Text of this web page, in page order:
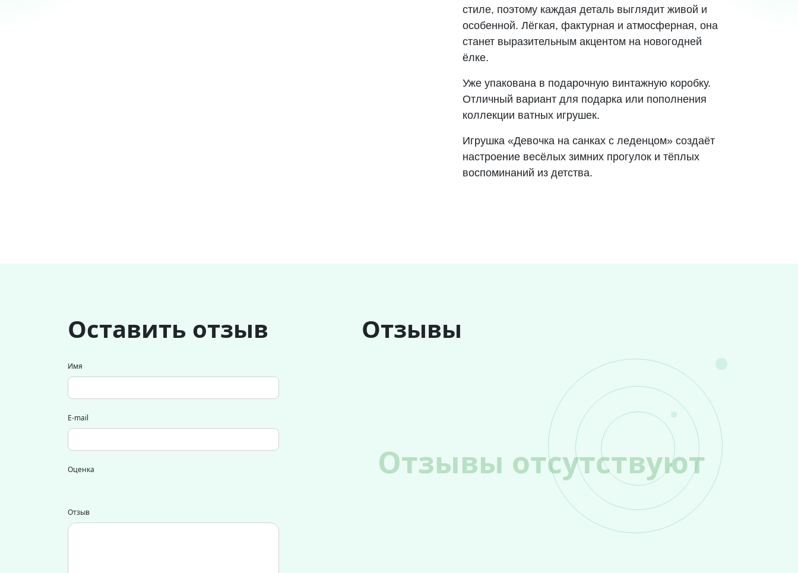
стиле, поэтому каждая деталь выглядит живой и
особенной. Лёгкая, фактурная и атмосферная, она
станет выразительным акцентом на новогодней
ёлке.
Уже упакована в подарочную винтажную коробку.
Отличный вариант для подарка или пополнения
коллекции ватных игрушек.
Игрушка «Девочка на санках с леденцом» создаёт
настроение весёлых зимних прогулок и тёплых
воспоминаний из детства.
Оставить отзыв
Имя
E-mail
Оценка
Отзыв
Отзывы
Отзывы отсутствуют